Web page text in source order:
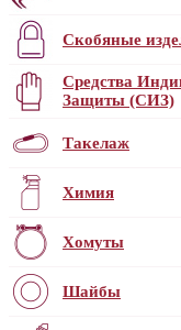
Скобяные
Средства
Защиты (СИЗ)
Такелаж
Химия
Хомуты
Шайбы